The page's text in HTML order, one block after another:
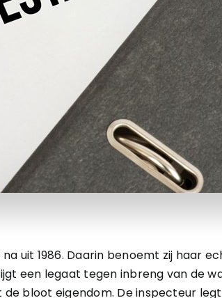
uit 1986. Daarin benoemt zij haar
een legaat tegen inbreng van de
bloot eigendom. De inspecteur